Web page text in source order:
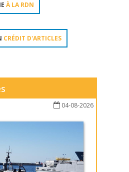
À LA RDN
CRÉDIT D'ARTICLES
04-08-2026